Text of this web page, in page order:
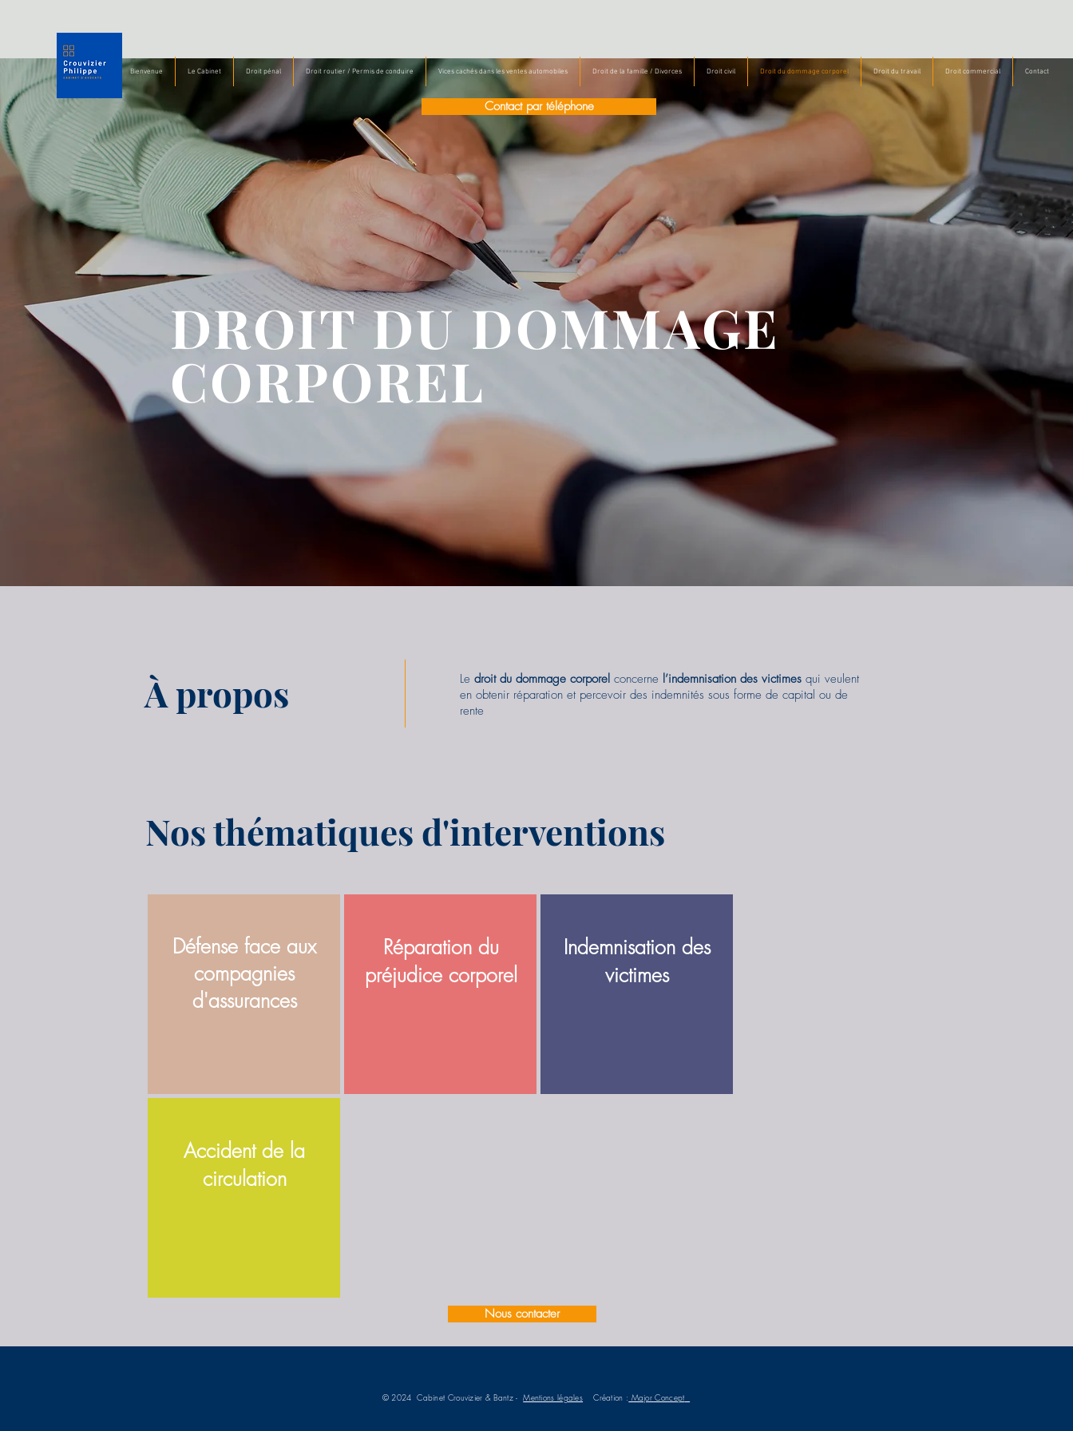
Bienvenue Le Cabinet Droit pénal Droit routier / Permis de conduire Vices cachés dans les ventes automobiles Droit de la famille / Divorces Droit civil Droit du dommage corporel Droit du travail Droit commercial Contact
Contact par téléphone
DROIT DU DOMMAGE
CORPOREL
À propos Le droit du dommage corporel concerne l’indemnisation des victimes qui veulent
en obtenir réparation et percevoir des indemnités sous forme de capital ou de
rente
Nos thématiques d'interventions
Défense face aux
compagnies
d'assurances
Réparation du
préjudice corporel
Indemnisation des
victimes
Accident de la
circulation
Nous contacter
© 2024 Cabinet Crouvizier & Bantz -Mentions légales Création : Major Concept